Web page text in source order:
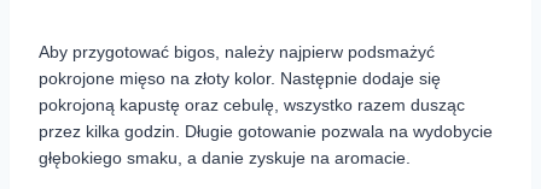
Aby przygotować bigos, należy najpierw podsmażyć
pokrojone mięso na złoty kolor. Następnie dodaje się
pokrojoną kapustę oraz cebulę, wszystko razem dusząc
przez kilka godzin. Długie gotowanie pozwala na wydobycie
głębokiego smaku, a danie zyskuje na aromacie.